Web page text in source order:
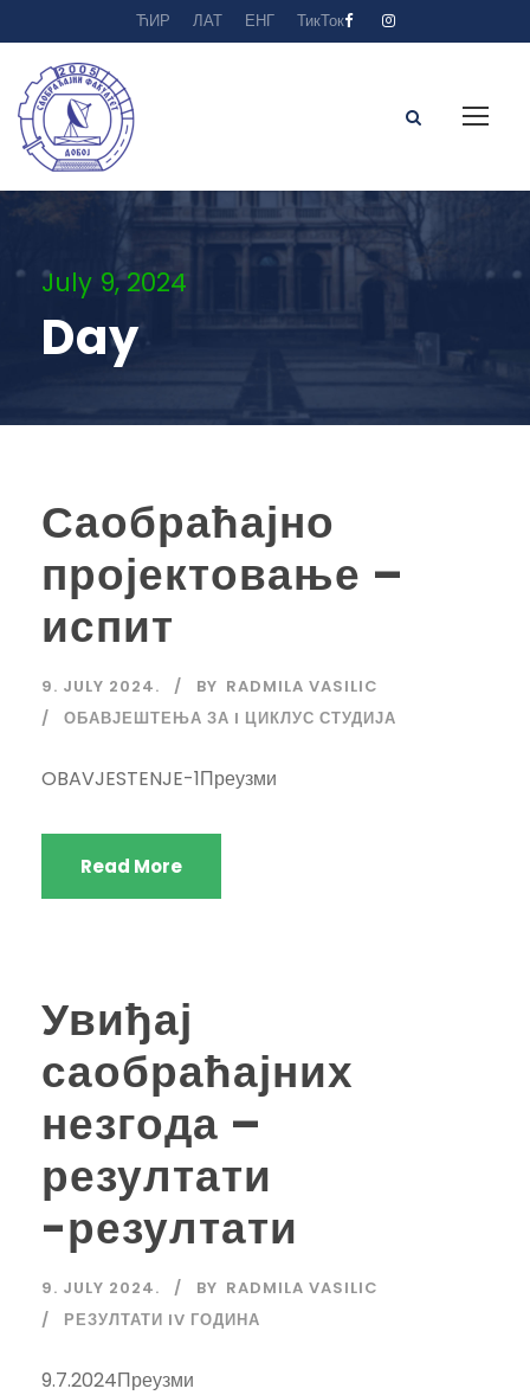
ЋИР ЛАТ ЕНГ ТикТок
July 9, 2024
Day
Саобраћајно
пројектовање –
испит
9. JULY 2024. BY RADMILA VASILIC
ОБАВЈЕШТЕЊА ЗА I ЦИКЛУС СТУДИЈА
OBAVJESTENJE-1Преузми
Read More
Увиђај
саобраћајних
незгода –
резултати
-резултати
9. JULY 2024. BY RADMILA VASILIC
РЕЗУЛТАТИ IV ГОДИНА
9.7.2024Преузми